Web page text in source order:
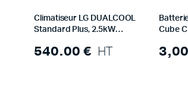
Climatiseur LG DUALCOOL
Standard Plus, 2.5kW
intérieure
540.00 € HT
Cube